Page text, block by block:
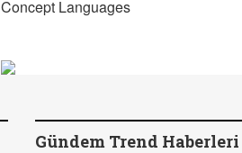
Concept Languages
Gündem Trend Haberleri
Ece Zereycan "Çocuklar tecavüze